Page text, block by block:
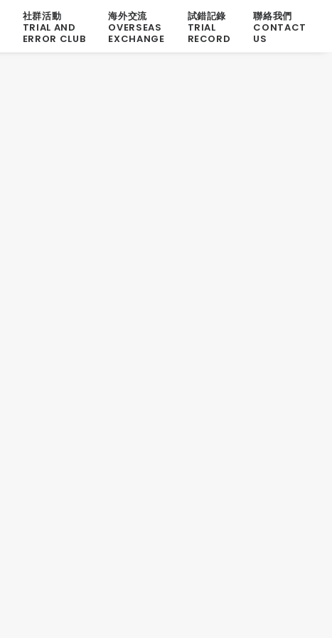
社群活動
TRIAL AND
ERROR CLUB
海外交流
OVERSEAS
EXCHANGE
試錯記錄
TRIAL
RECORD
聯絡我們
CONTACT
US